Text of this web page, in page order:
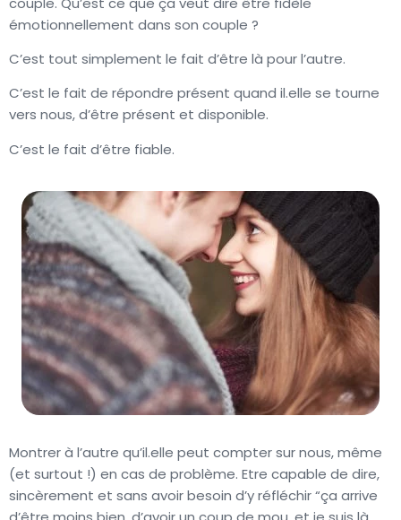
émotionnellement dans son couple ?
C’est tout simplement le fait d’être là pour l’autre.
C’est le fait de répondre présent quand il.elle se tourne
vers nous, d’être présent et disponible.
C’est le fait d’être fiable.
Montrer à l’autre qu’il.elle peut compter sur nous, même
(et surtout !) en cas de problème. Etre capable de dire,
sincèrement et sans avoir besoin d’y réfléchir “ça arrive